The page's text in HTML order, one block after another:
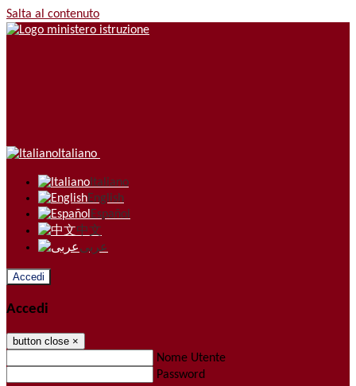
Salta al contenuto
Italiano
Italiano
English
Español
中文
عربى
Accedi
Accedi
button close ×
Nome Utente
Password